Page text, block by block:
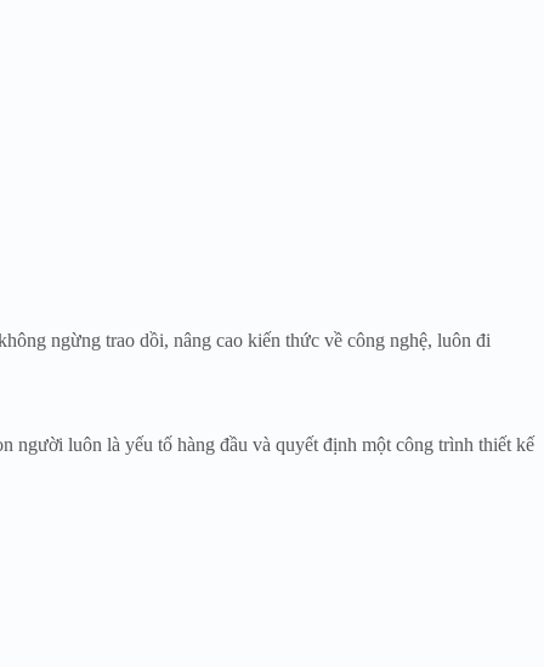
ngừng trao dồi, nâng cao kiến thức về công nghệ, luôn đi
người luôn là yếu tố hàng đầu và quyết định một công trình thiết kế